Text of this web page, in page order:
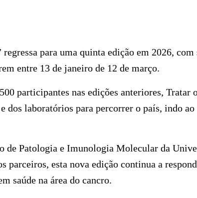
para uma quinta edição em 2026, com
entre 13 de janeiro de 12 de março.
participantes nas edições anteriores, Tratar
dos laboratórios para percorrer o país, indo ao
Patologia e Imunologia Molecular da
parceiros, esta nova edição continua a
saúde na área do cancro.